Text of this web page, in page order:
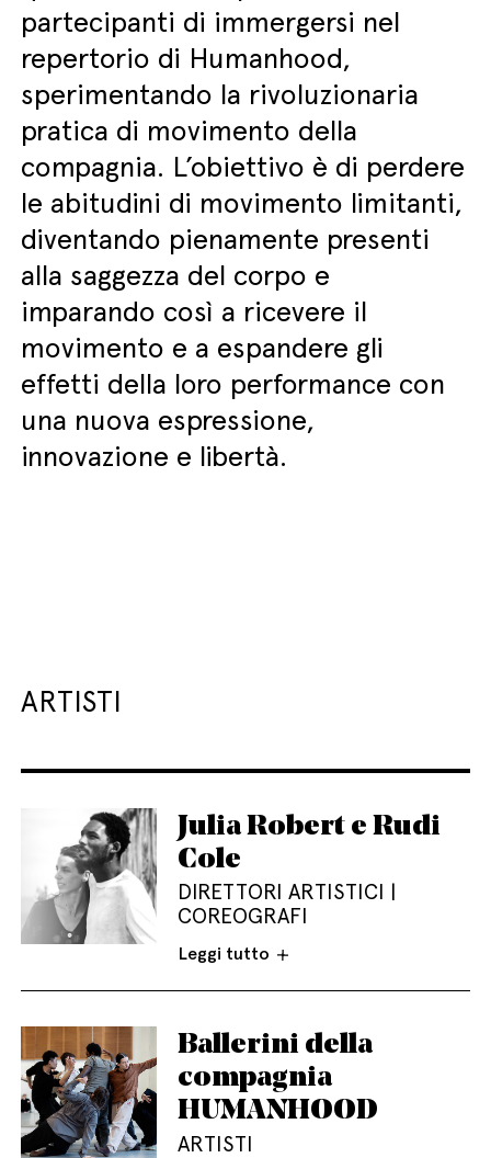
partecipanti di immergersi nel
repertorio di Humanhood,
sperimentando la rivoluzionaria
pratica di movimento della
compagnia. L’obiettivo è di perdere
le abitudini di movimento limitanti,
diventando pienamente presenti
alla saggezza del corpo e
imparando così a ricevere il
movimento e a espandere gli
effetti della loro performance con
una nuova espressione,
innovazione e libertà.
ARTISTI
Julia Robert e Rudi
Cole
DIRETTORI ARTISTICI |
COREOGRAFI
Leggi tutto
Ballerini della
compagnia
HUMANHOOD
ARTISTI